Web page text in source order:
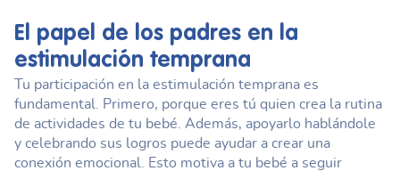
El papel de los padres en la
estimulación temprana
Tu participación en la estimulación temprana es
fundamental. Primero, porque eres tú quien crea la rutina
de actividades de tu bebé. Además, apoyarlo hablándole
y celebrando sus logros puede ayudar a crear una
conexión emocional. Esto motiva a tu bebé a seguir